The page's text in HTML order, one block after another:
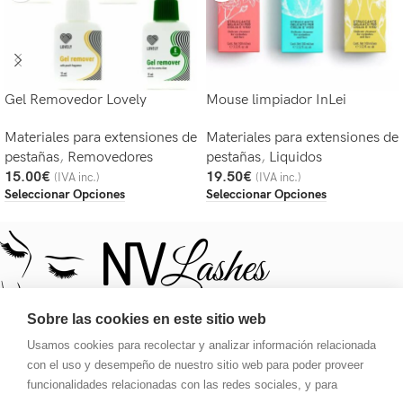
Gel Removedor Lovely
Materiales para extensiones de
pestañas, Removedores
15.00€ (IVA inc.)
Seleccionar Opciones
Mouse limpiador InLei
Materiales para extensiones de
pestañas, Liquidos
19.50€ (IVA inc.)
Seleccionar Opciones
Tu destino para una mirada deslumbrante. Pestañas, tinte,
pegamento, extensiones y ajustes de cejas.
Sobre las cookies en este sitio web
Usamos cookies para recolectar y analizar información relacionada
con el uso y desempeño de nuestro sitio web para poder proveer
funcionalidades relacionadas con las redes sociales, y para